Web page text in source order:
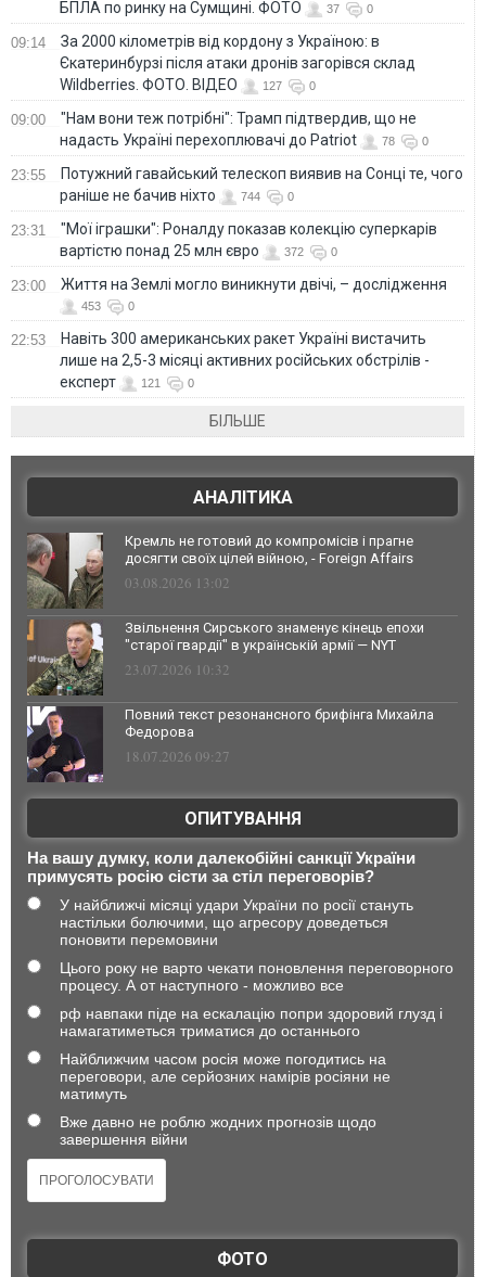
БПЛА по ринку на Сумщині. ФОТО 37 0
09:14
За 2000 кілометрів від кордону з Україною: в
Єкатеринбурзі після атаки дронів загорівся склад
Wildberries. ФОТО. ВІДЕО
127 0
09:00
"Нам вони теж потрібні": Трамп підтвердив, що не
надасть Україні перехоплювачі до Patriot
78 0
23:55
Потужний гавайський телескоп виявив на Сонці те, чого
раніше не бачив ніхто
744 0
23:31
"Мої іграшки": Роналду показав колекцію суперкарів
вартістю понад 25 млн євро
372 0
23:00 Життя на Землі могло виникнути двічі, – дослідження
453 0
22:53
Навіть 300 американських ракет Україні вистачить
лише на 2,5-3 місяці активних російських обстрілів -
експерт
121 0
БІЛЬШЕ
АНАЛІТИКА
Кремль не готовий до компромісів і прагне
досягти своїх цілей війною, - Foreign Affairs
03.08.2026 13:02
Звільнення Сирського знаменує кінець епохи
"старої гвардії" в українській армії — NYT
23.07.2026 10:32
Повний текст резонансного брифінга Михайла
Федорова
18.07.2026 09:27
ОПИТУВАННЯ
На вашу думку, коли далекобійні санкції України
примусять росію сісти за стіл переговорів?
У найближчі місяці удари України по росії стануть
настільки болючими, що агресору доведеться
поновити перемовини
Цього року не варто чекати поновлення переговорного
процесу. А от наступного - можливо все
рф навпаки піде на ескалацію попри здоровий глузд і
намагатиметься триматися до останнього
Найближчим часом росія може погодитись на
переговори, але серйозних намірів росіяни не
матимуть
Вже давно не роблю жодних прогнозів щодо
завершення війни
ФОТО